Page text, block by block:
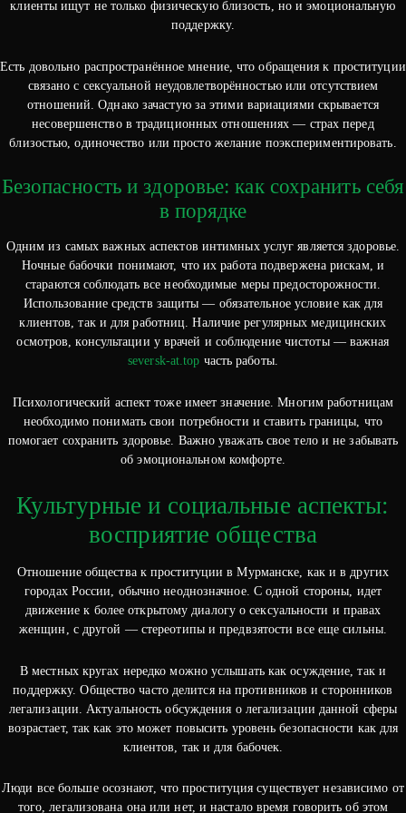
клиенты ищут не только физическую близость, но и эмоциональную
поддержку.
Есть довольно распространённое мнение, что обращения к проституции
связано с сексуальной неудовлетворённостью или отсутствием
отношений. Однако зачастую за этими вариациями скрывается
несовершенство в традиционных отношениях — страх перед
близостью, одиночество или просто желание поэкспериментировать.
Безопасность и здоровье: как сохранить себя
в порядке
Одним из самых важных аспектов интимных услуг является здоровье.
Ночные бабочки понимают, что их работа подвержена рискам, и
стараются соблюдать все необходимые меры предосторожности.
Использование средств защиты — обязательное условие как для
клиентов, так и для работниц. Наличие регулярных медицинских
осмотров, консультации у врачей и соблюдение чистоты — важная
seversk-at.top часть работы.
Психологический аспект тоже имеет значение. Многим работницам
необходимо понимать свои потребности и ставить границы, что
помогает сохранить здоровье. Важно уважать свое тело и не забывать
об эмоциональном комфорте.
Культурные и социальные аспекты:
восприятие общества
Отношение общества к проституции в Мурманске, как и в других
городах России, обычно неоднозначное. С одной стороны, идет
движение к более открытому диалогу о сексуальности и правах
женщин, с другой — стереотипы и предвзятости все еще сильны.
В местных кругах нередко можно услышать как осуждение, так и
поддержку. Общество часто делится на противников и сторонников
легализации. Актуальность обсуждения о легализации данной сферы
возрастает, так как это может повысить уровень безопасности как для
клиентов, так и для бабочек.
Люди все больше осознают, что проституция существует независимо от
того, легализована она или нет, и настало время говорить об этом